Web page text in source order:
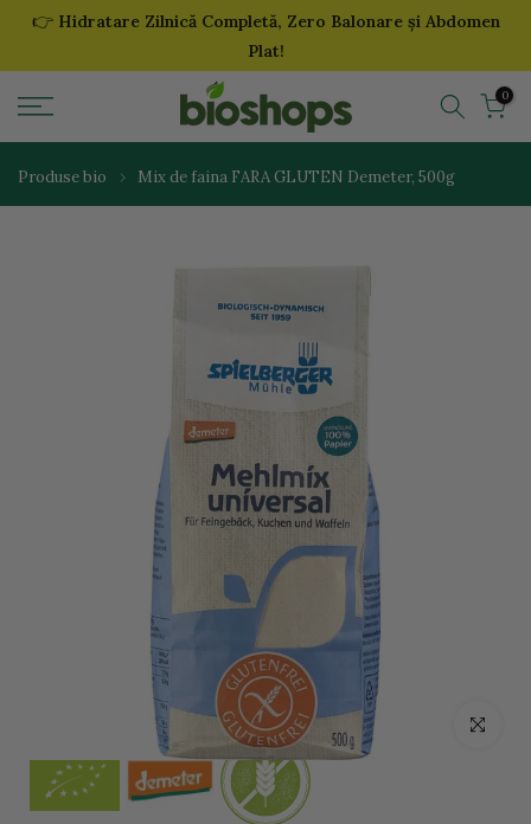
Sari
👉 Hidratare Zilnică Completă, Zero Balonare și Abdomen
Plat!
0
Produse bio Mix de faina FARA GLUTEN Demeter, 500g
Click